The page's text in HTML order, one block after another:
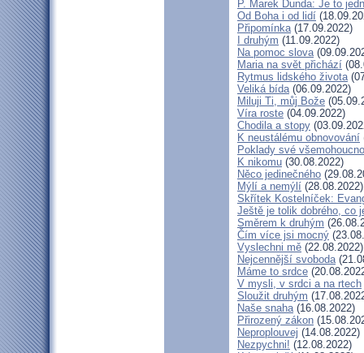
P. Marek Dunda: Je to
Od Boha i od lidí
Připomínka(17.09.2022)
I druhým (11.09.2022)
Na pomoc slova
Maria na svět přichází
Rytmus lidského života
Veliká bída(06.09.2022)
Miluji Ti, můj Bože
Víra roste (04.09.2022)
Chodila a stopy
K neustálému obnovování
Poklady své
K nikomu (30.08.2022)
Něco jedinečného
Mýlí a nemýlí (28.08.2022)
Skřítek Kostelníček:
Ještě je tolik dobrého, co
Směrem k druhým
Čím více jsi mocný
Vyslechni mě (22.08.2022)
Nejcennější svoboda
Máme to srdce
V mysli, v srdci a na rtech
Sloužit druhým
Naše snaha(16.08.2022)
Přirozený zákon
Neproplouvej (14.08.2022)
Nezpychni! (12.08.2022)